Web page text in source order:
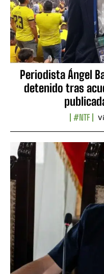
Periodista Ángel
detenido tras
#NTF